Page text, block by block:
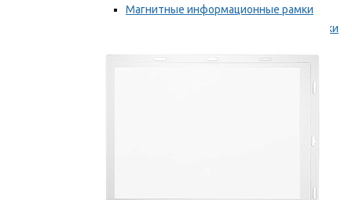
Магнитные информационные рамки
Самоклеящиеся информационные рамки